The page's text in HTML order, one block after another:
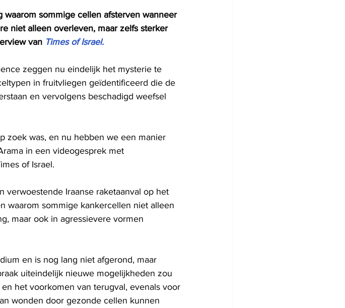
waarom sommige cellen afsterven wanneer
niet alleen overleven, maar zelfs sterker
van Times of Israel.
zeggen nu eindelijk het mysterie te
in fruitvliegen geïdentificeerd die de
​​en vervolgens beschadigd weefsel
zoek was, en nu hebben we een manier
in een videogesprek met
of Israel.
Iraanse raketaanval op het
waarom sommige kankercellen niet alleen
maar ook in agressievere vormen
en is nog lang niet afgerond, maar
uiteindelijk nieuwe mogelijkheden zou
het voorkomen van terugval, evenals voor
wonden door gezonde cellen kunnen